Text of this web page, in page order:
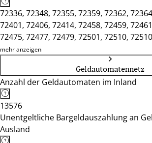
72336, 72348, 72355, 72359, 72362,
72401, 72406, 72414, 72458, 72459,
72475, 72477, 72479, 72501, 72510,
mehr anzeigen
Geldautomatennetz
Anzahl der Geldautomaten im Inland
13576
Unentgeltliche Bargeldauszahlung an
Ausland